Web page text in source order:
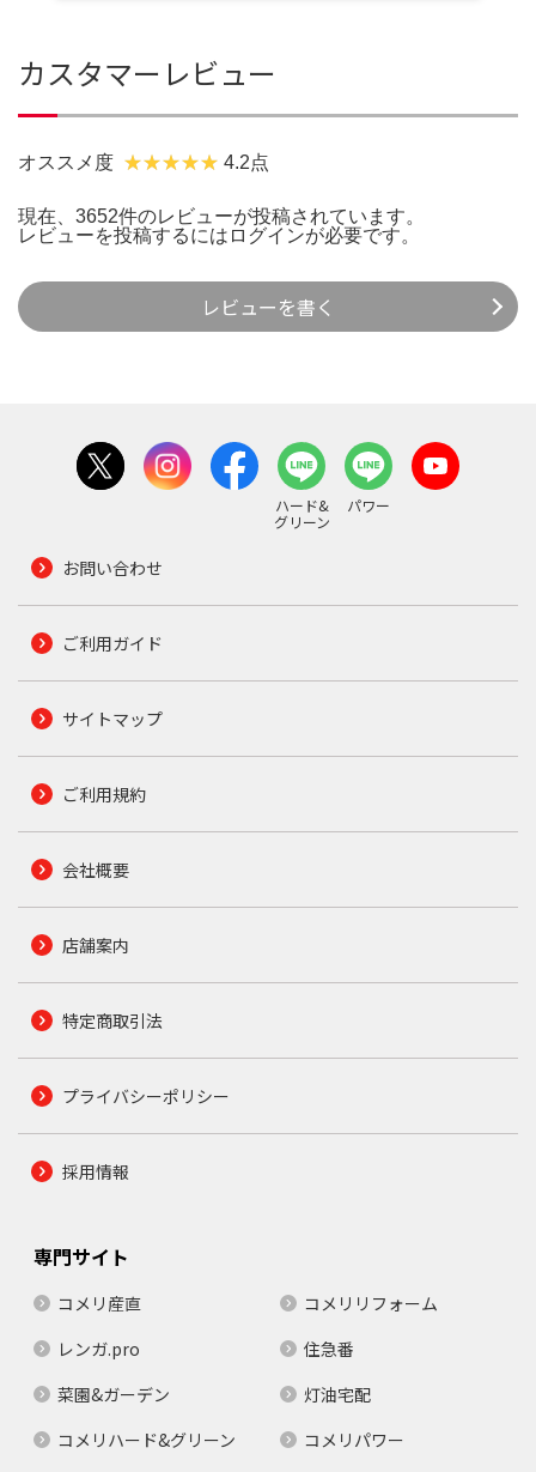
カスタマーレビュー
オススメ度 4.2点
現在、3652件のレビューが投稿されています。
レビューを投稿するには ログインが必要です。
レビューを書く
ハード&
グリーン
パワー
お問い合わせ
ご利用ガイド
サイトマップ
ご利用規約
会社概要
店舗案内
特定商取引法
プライバシーポリシー
採用情報
専門サイト
コメリ産直
コメリリフォーム
レンガ.pro
住急番
菜園&ガーデン
灯油宅配
コメリハード&グリーン
コメリパワー